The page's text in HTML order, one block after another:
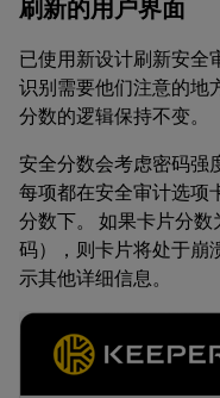
刷新的用户界面
已使用新设计刷新安全
识别需要他们注意的地
分数的逻辑保持不变。
安全分数会考虑密码强
每项都在安全审计选项
分数下。 如果卡片分
码），则卡片将处于崩
示其他详细信息。